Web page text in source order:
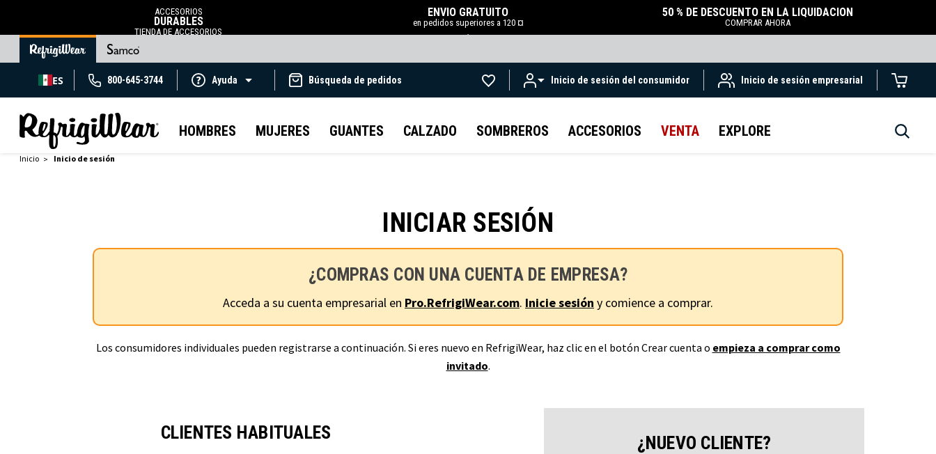
ACCESORIOS
DURABLES
TIENDA DE ACCESORIOS
ENVÍO GRATUITO
en pedidos superiores a 120 ¤
.
50 % DE DESCUENTO EN LA LIQUIDACIÓN
COMPRAR AHORA
ES 800-645-3744 Ayuda Búsqueda de pedidos Inicio de sesión del consumidor Inicio de sesión empresarial
HOMBRES MUJERES GUANTES CALZADO SOMBREROS ACCESORIOS VENTA EXPLORE
Inicio Inicio de sesión
INICIAR SESIÓN
¿COMPRAS CON UNA CUENTA DE EMPRESA?
Acceda a su cuenta empresarial en Pro.RefrigiWear.com. Inicie sesión y comience a comprar.
Los consumidores individuales pueden registrarse a continuación. Si eres nuevo en RefrigiWear, haz clic en el botón Crear cuenta o empieza a comprar como
invitado.
CLIENTES HABITUALES ¿NUEVO CLIENTE?